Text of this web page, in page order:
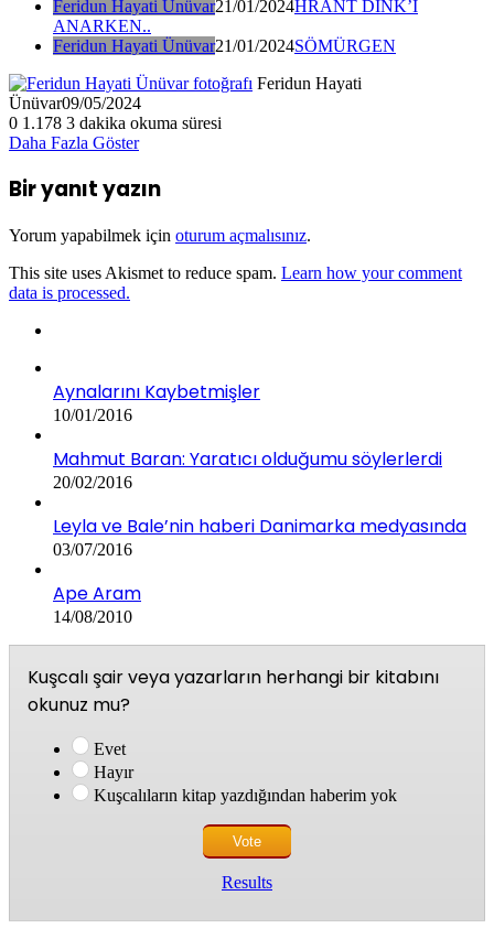
Feridun Hayati Ünüvar21/01/2024HRANT DİNK’İ
ANARKEN..
Feridun Hayati Ünüvar21/01/2024SÖMÜRGEN
Feridun Hayati
Ünüvar09/05/2024
0 1.178 3 dakika okuma süresi
Daha Fazla Göster
Bir yanıt yazın
Yorum yapabilmek için oturum açmalısınız.
This site uses Akismet to reduce spam. Learn how your comment
data is processed.
Aynalarını Kaybetmişler
10/01/2016
Mahmut Baran: Yaratıcı olduğumu söylerlerdi
20/02/2016
Leyla ve Bale’nin haberi Danimarka medyasında
03/07/2016
Ape Aram
14/08/2010
Kuşcalı şair veya yazarların herhangi bir kitabını
okunuz mu?
Evet
Hayır
Kuşcalıların kitap yazdığından haberim yok
Results